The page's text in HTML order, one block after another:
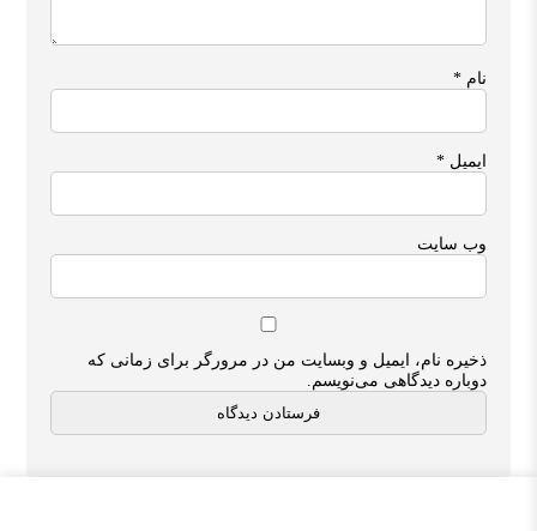
نام*
ایمیل*
وب‌ سایت
ذخیره نام، ایمیل و وبسایت من در مرورگر برای زمانی که
دوباره دیدگاهی می‌نویسم.